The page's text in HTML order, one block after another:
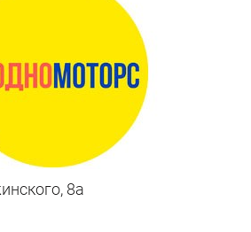
8a